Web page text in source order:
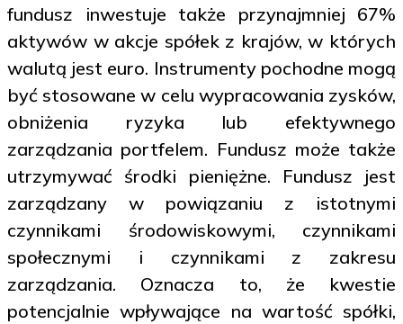
fundusz inwestuje także przynajmniej 67%
aktywów w akcje spółek z krajów, w których
walutą jest euro. Instrumenty pochodne mogą
być stosowane w celu wypracowania zysków,
obniżenia ryzyka lub efektywnego
zarządzania portfelem. Fundusz może także
utrzymywać środki pieniężne. Fundusz jest
zarządzany w powiązaniu z istotnymi
czynnikami środowiskowymi, czynnikami
społecznymi i czynnikami z zakresu
zarządzania. Oznacza to, że kwestie
potencjalnie wpływające na wartość spółki,